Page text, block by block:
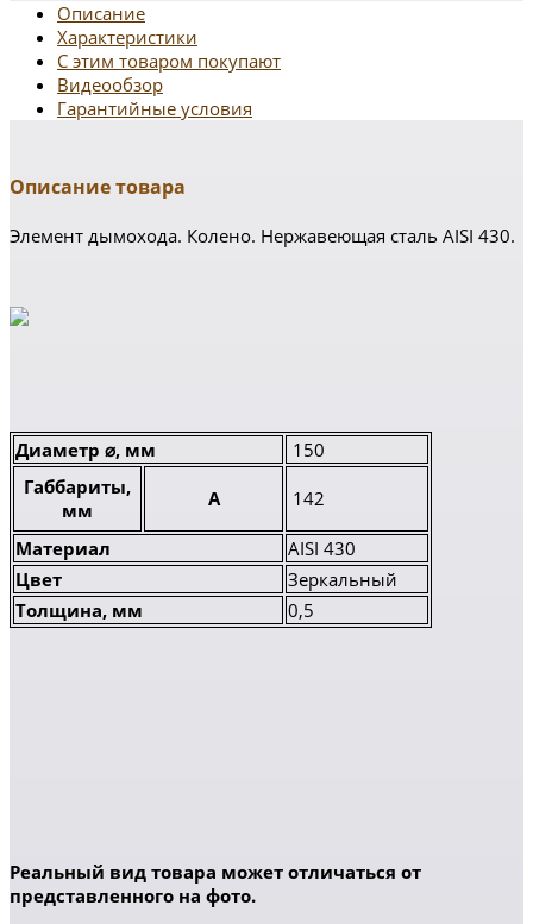
Описание
Характеристики
С этим товаром покупают
Видеообзор
Гарантийные условия
Описание товара
Элемент дымохода. Колено. Нержавеющая сталь AISI 430.
Диаметр ⌀, мм
150
Габбариты,
мм
А 142
Материал
AISI 430
Цвет
Зеркальный
Толщина, мм
0,5
Реальный вид товара может отличаться от
представленного на фото.